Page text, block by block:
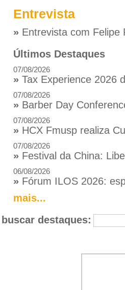
Entrevista
» Entrevista com Felipe
Últimos Destaques
07/08/2026
» Tax Experience 2026
07/08/2026
» Barber Day
07/08/2026
» HCX Fmusp realiza
07/08/2026
» Festival da China:
06/08/2026
» Fórum ILOS 2026:
mais...
buscar destaques: